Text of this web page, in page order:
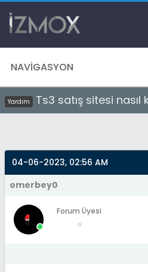
NAVIGASYON
Yardım Ts3 satış sitesi nasıl
04-06-2023, 02:56 AM
omerbey0
Forum Üyesi